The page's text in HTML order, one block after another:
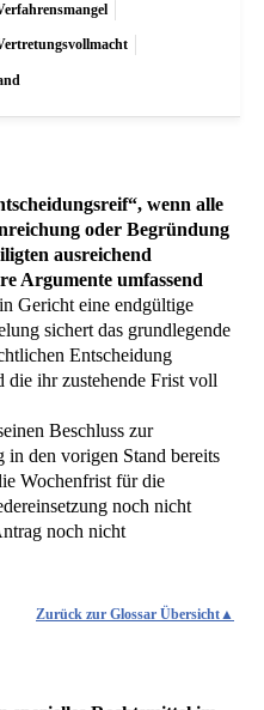
wenn alle
oder Begründung
ausreichend
Argumente umfassend
Gericht eine endgültige
sichert das grundlegende
Entscheidung
die ihr zustehende Frist voll
Beschluss zur
in den vorigen Stand bereits
Wochenfrist für die
noch nicht
noch nicht
Zurück zur Glossar Übersicht